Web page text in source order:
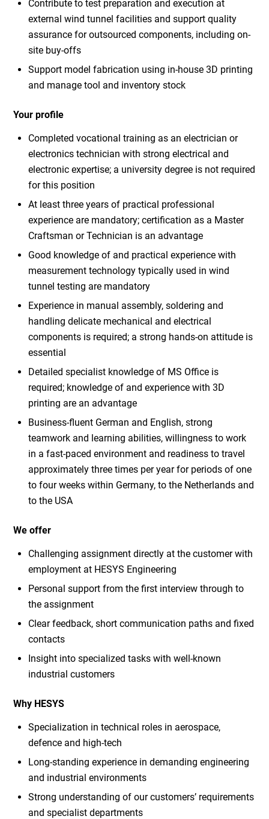
Contribute to test preparation and execution at
external wind tunnel facilities and support quality
assurance for outsourced components, including on-
site buy-offs
Support model fabrication using in-house 3D printing
and manage tool and inventory stock
Your profile
Completed vocational training as an electrician or
electronics technician with strong electrical and
electronic expertise; a university degree is not required
for this position
At least three years of practical professional
experience are mandatory; certification as a Master
Craftsman or Technician is an advantage
Good knowledge of and practical experience with
measurement technology typically used in wind
tunnel testing are mandatory
Experience in manual assembly, soldering and
handling delicate mechanical and electrical
components is required; a strong hands-on attitude is
essential
Detailed specialist knowledge of MS Office is
required; knowledge of and experience with 3D
printing are an advantage
Business-fluent German and English, strong
teamwork and learning abilities, willingness to work
in a fast-paced environment and readiness to travel
approximately three times per year for periods of one
to four weeks within Germany, to the Netherlands and
to the USA
We offer
Challenging assignment directly at the customer with
employment at HESYS Engineering
Personal support from the first interview through to
the assignment
Clear feedback, short communication paths and fixed
contacts
Insight into specialized tasks with well-known
industrial customers
Why HESYS
Specialization in technical roles in aerospace,
defence and high-tech
Long-standing experience in demanding engineering
and industrial environments
Strong understanding of our customers’ requirements
and specialist departments